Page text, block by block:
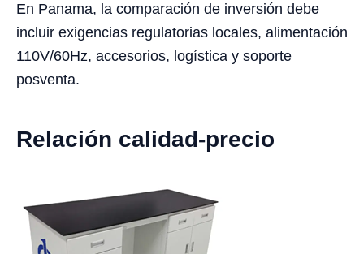
En Panama, la comparación de inversión debe
incluir exigencias regulatorias locales, alimentación
110V/60Hz, accesorios, logística y soporte
posventa.
Relación calidad-precio